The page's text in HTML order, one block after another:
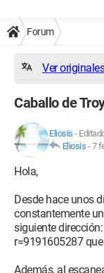
Forum
Ver
Caballo de
Eliosis -
Eliosis -7
Hola,
Desde hace unos
constantemente
siguiente
r=9191605287
Además, al